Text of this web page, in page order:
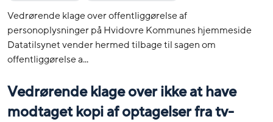
Vedrørende klage over offentliggørelse af
personoplysninger på Hvidovre Kommunes hjemmeside
Datatilsynet vender hermed tilbage til sagen om
offentliggørelse a...
Vedrørende klage over ikke at have
modtaget kopi af optagelser fra tv-